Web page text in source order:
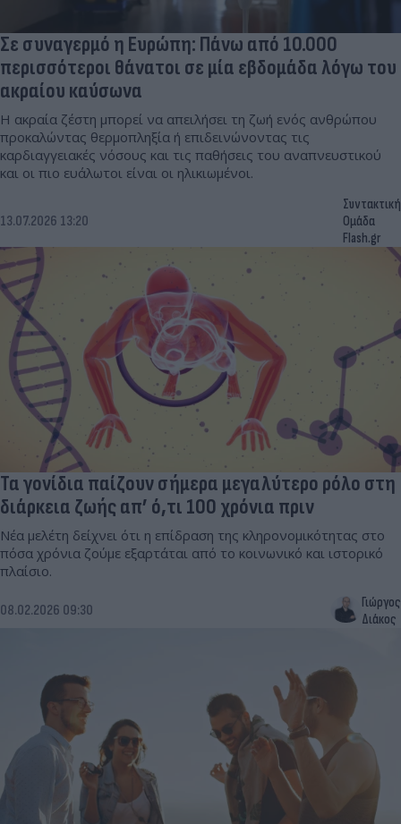
Σε συναγερμό η Ευρώπη: Πάνω από 10.000
περισσότεροι θάνατοι σε μία εβδομάδα λόγω του
ακραίου καύσωνα
Η ακραία ζέστη μπορεί να απειλήσει τη ζωή ενός ανθρώπου
προκαλώντας θερμοπληξία ή επιδεινώνοντας τις
καρδιαγγειακές νόσους και τις παθήσεις του αναπνευστικού
και οι πιο ευάλωτοι είναι οι ηλικιωμένοι.
13.07.2026 13:20
Συντακτική
Ομάδα
Flash.gr
Τα γονίδια παίζουν σήμερα μεγαλύτερο ρόλο στη
διάρκεια ζωής απ’ ό,τι 100 χρόνια πριν
Νέα μελέτη δείχνει ότι η επίδραση της κληρονομικότητας στο
πόσα χρόνια ζούμε εξαρτάται από το κοινωνικό και ιστορικό
πλαίσιο.
08.02.2026 09:30
Γιώργος
Διάκος